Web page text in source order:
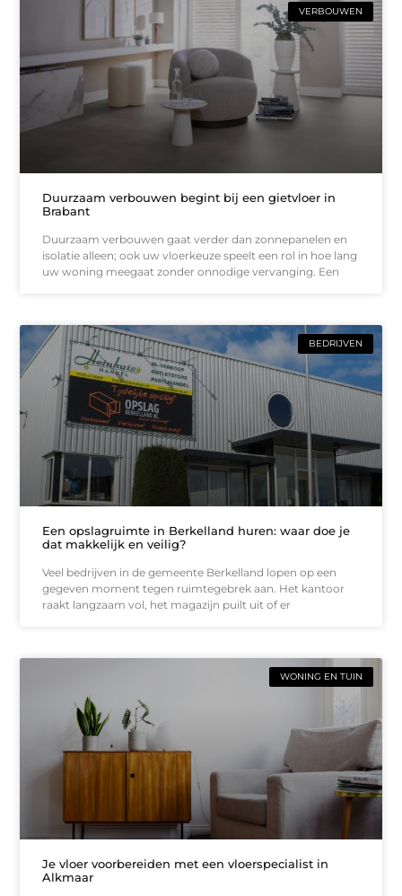
VERBOUWEN
Duurzaam verbouwen begint bij een gietvloer in
Brabant
Duurzaam verbouwen gaat verder dan zonnepanelen en
isolatie alleen; ook uw vloerkeuze speelt een rol in hoe lang
uw woning meegaat zonder onnodige vervanging. Een
BEDRIJVEN
Een opslagruimte in Berkelland huren: waar doe je
dat makkelijk en veilig?
Veel bedrijven in de gemeente Berkelland lopen op een
gegeven moment tegen ruimtegebrek aan. Het kantoor
raakt langzaam vol, het magazijn puilt uit of er
WONING EN TUIN
Je vloer voorbereiden met een vloerspecialist in
Alkmaar